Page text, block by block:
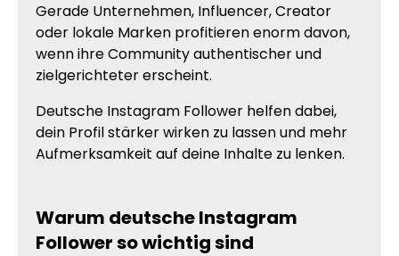
Gerade Unternehmen, Influencer, Creator
oder lokale Marken profitieren enorm davon,
wenn ihre Community authentischer und
zielgerichteter erscheint.
Deutsche Instagram Follower helfen dabei,
dein Profil stärker wirken zu lassen und mehr
Aufmerksamkeit auf deine Inhalte zu lenken.
Warum deutsche Instagram
Follower so wichtig sind